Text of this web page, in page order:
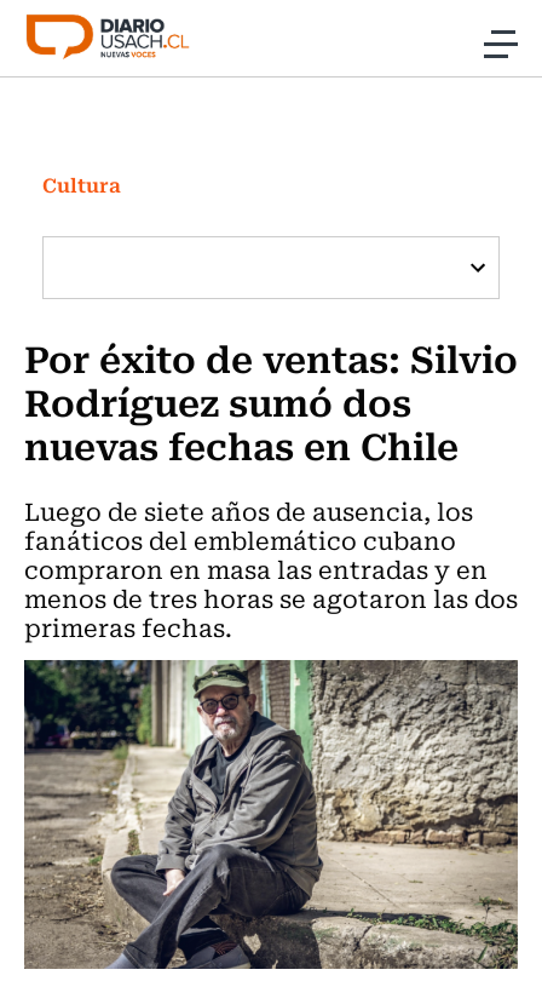
Click acá para ir directamente al contenido
Investigación
Cultura
Programas Radio y TV Usach
Cultura
Por éxito de ventas: Silvio
Rodríguez sumó dos
nuevas fechas en Chile
Luego de siete años de ausencia, los
fanáticos del emblemático cubano
compraron en masa las entradas y en
menos de tres horas se agotaron las dos
primeras fechas.